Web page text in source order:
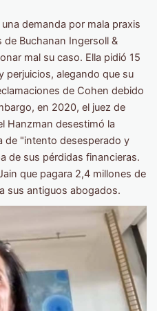
demanda por mala praxis
Buchanan Ingersoll &
mal su caso. Ella pidió 15
perjuicios, alegando que su
de Cohen debido
en 2020, el juez de
Hanzman desestimó la
de "intento desesperado y
de sus pérdidas financieras.
que pagara 2,4 millones de
sus antiguos abogados.